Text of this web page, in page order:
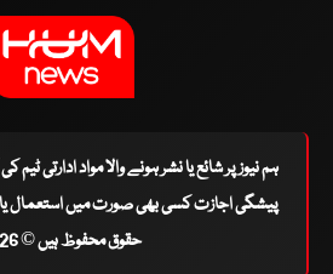
ہم نیوز پر شائع یا نشر ہونے والا مواد ادارتی
پیشگی اجازت کسی بھی صورت میں استعمال یا
حقوق محفوظ ہیں © 2026